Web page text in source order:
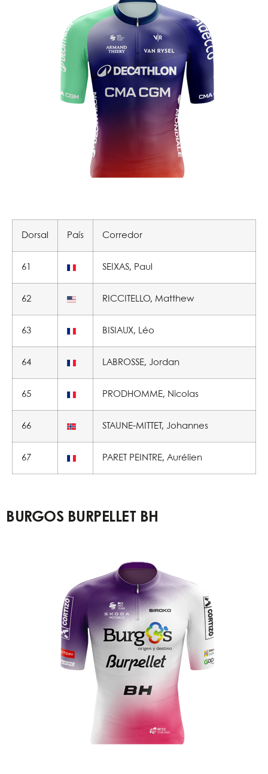
Dorsal País Corredor
61 SEIXAS, Paul
62 RICCITELLO, Matthew
63 BISIAUX, Léo
64 LABROSSE, Jordan
65 PRODHOMME, Nicolas
66 STAUNE-MITTET, Johannes
67 PARET PEINTRE, Aurélien
BURGOS BURPELLET BH